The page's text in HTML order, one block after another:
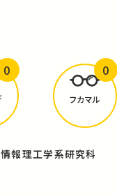
したか？
0
フカマル
0
報理工学系研究科